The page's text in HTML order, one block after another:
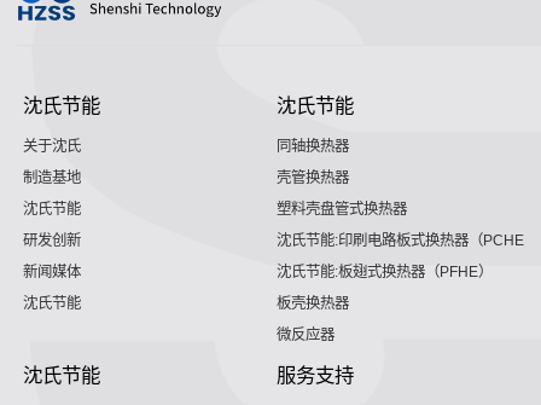
沈氏节能
关于沈氏
制造基地
沈氏节能
研发创新
新闻媒体
沈氏节能
沈氏节能
同轴换热器
壳管换热器
塑料壳盘管式换热器
沈氏节能:印刷电路板式换热器（PCHE）
沈氏节能:板翅式换热器（PFHE）
板壳换热器
微反应器
沈氏节能 服务支持